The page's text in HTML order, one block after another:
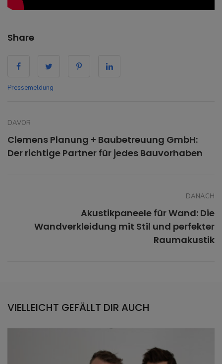
Share
Pressemeldung
DAVOR
Clemens Planung + Baubetreuung GmbH:
Der richtige Partner für jedes Bauvorhaben
DANACH
Akustikpaneele für Wand: Die
Wandverkleidung mit Stil und perfekter
Raumakustik
VIELLEICHT GEFÄLLT DIR AUCH